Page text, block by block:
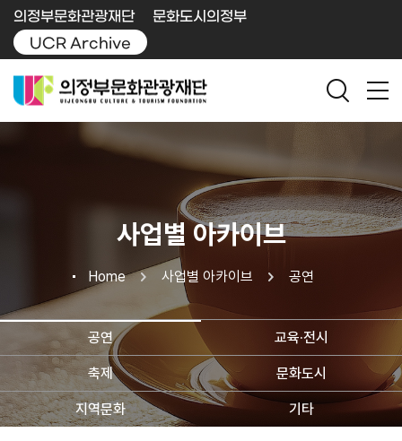
의정부문화관광재단
문화도시의정부
UCR Archive
사업별 아카이브
Home 사업별 아카이브 공연
공연 교육·전시
축제 문화도시
지역문화 기타